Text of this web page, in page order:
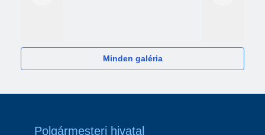
Minden galéria
Polgármesteri hivatal